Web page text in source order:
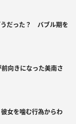
うだった？ バブル期を
向きになった美南さ
女を噛む行為からわ